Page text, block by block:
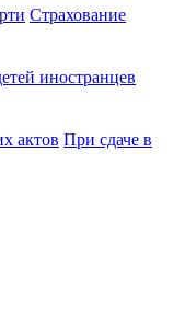
Страхование
иностранцев
актов При сдаче в